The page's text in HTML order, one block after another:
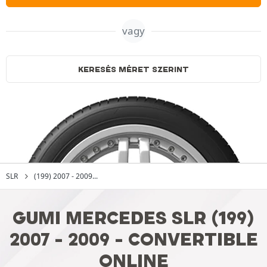
vagy
KERESÉS MÉRET SZERINT
SLR (199) 2007 - 2009...
GUMI MERCEDES SLR (199)
2007 - 2009 - CONVERTIBLE
ONLINE